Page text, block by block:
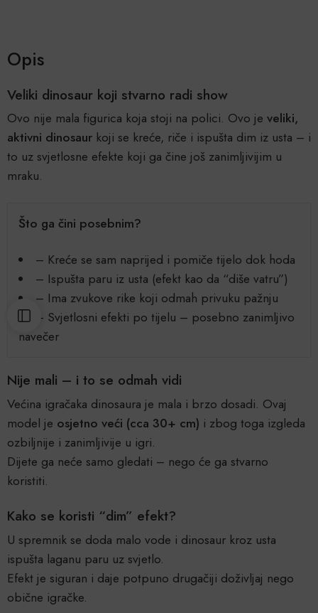
Opis
Veliki dinosaur koji stvarno radi show
Ovo nije mala figurica koja stoji na polici. Ovo je veliki,
aktivni dinosaur koji se kreće, riče i ispušta dim iz usta – i
to uz svjetlosne efekte koji ga čine još zanimljivijim u
mraku.
Što ga čini posebnim?
– Kreće se sam naprijed i pomiče tijelo dok hoda
– Ispušta paru iz usta (efekt kao da “diše vatru”)
– Ima zvukove rike koji odmah privuku pažnju
– Svjetlosni efekti po tijelu – posebno zanimljivo
navečer
Nije mali – i to se odmah vidi
Većina igračaka dinosaura je mala i brzo dosadi. Ovaj
model je osjetno veći (cca 30+ cm) i zbog toga izgleda
ozbiljnije i zanimljivije u igri.
Dijete ga neće samo gledati – nego će ga stvarno
koristiti.
Kako se koristi “dim” efekt?
U spremnik se doda malo vode i dinosaur kroz usta
ispušta laganu paru uz svjetlo.
Efekt je siguran i daje potpuno drugačiji doživljaj nego
obične igračke.